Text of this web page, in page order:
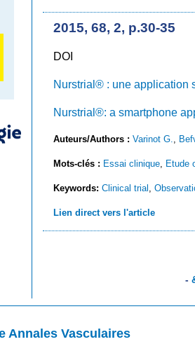
2015, 68, 2, p.30-35
DOI
Nurstrial® : une application
Nurstrial®: a smartphone
Auteurs/Authors : Varinot G.,
Mots-clés : Essai clinique, Etude
Keywords: Clinical trial ,
Lien direct vers l'article
-
Annales Vasculaires